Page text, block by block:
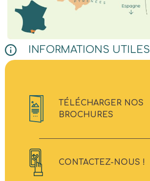
INFORMATIONS UTILES
TÉLÉCHARGER NOS
BROCHURES
CONTACTEZ-NOUS !